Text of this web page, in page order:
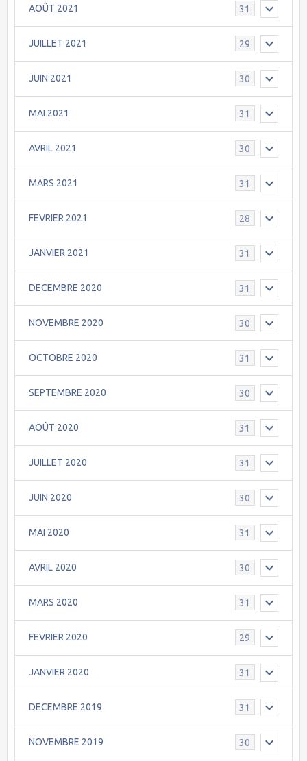
AOÛT 2021 31
JUILLET 2021 29
JUIN 2021 30
MAI 2021 31
AVRIL 2021 30
MARS 2021 31
FEVRIER 2021 28
JANVIER 2021 31
DECEMBRE 2020 31
NOVEMBRE 2020 30
OCTOBRE 2020 31
SEPTEMBRE 2020 30
AOÛT 2020 31
JUILLET 2020 31
JUIN 2020 30
MAI 2020 31
AVRIL 2020 30
MARS 2020 31
FEVRIER 2020 29
JANVIER 2020 31
DECEMBRE 2019 31
NOVEMBRE 2019 30